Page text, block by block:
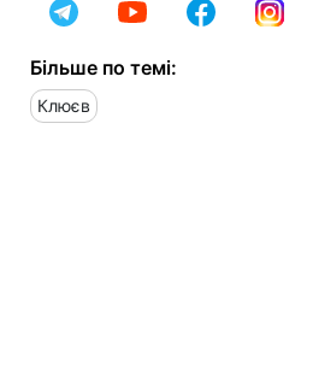
Більше по темі:
Клюєв